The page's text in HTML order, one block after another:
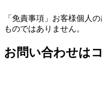
「免責事項」お客様個人
ものではありません。
お問い合わせは